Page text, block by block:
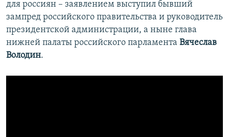
для россиян – заявлением выступил бывший
зампред российского правительства и руководитель
президентской администрации, а ныне глава
нижней палаты российского парламента Вячеслав
Володин.